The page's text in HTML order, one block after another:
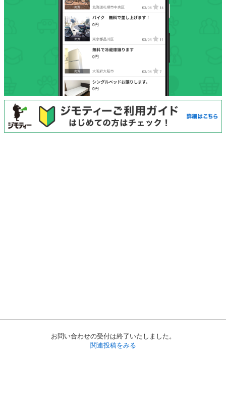
お問い合わせの受付は終了いたしました。
関連投稿をみる